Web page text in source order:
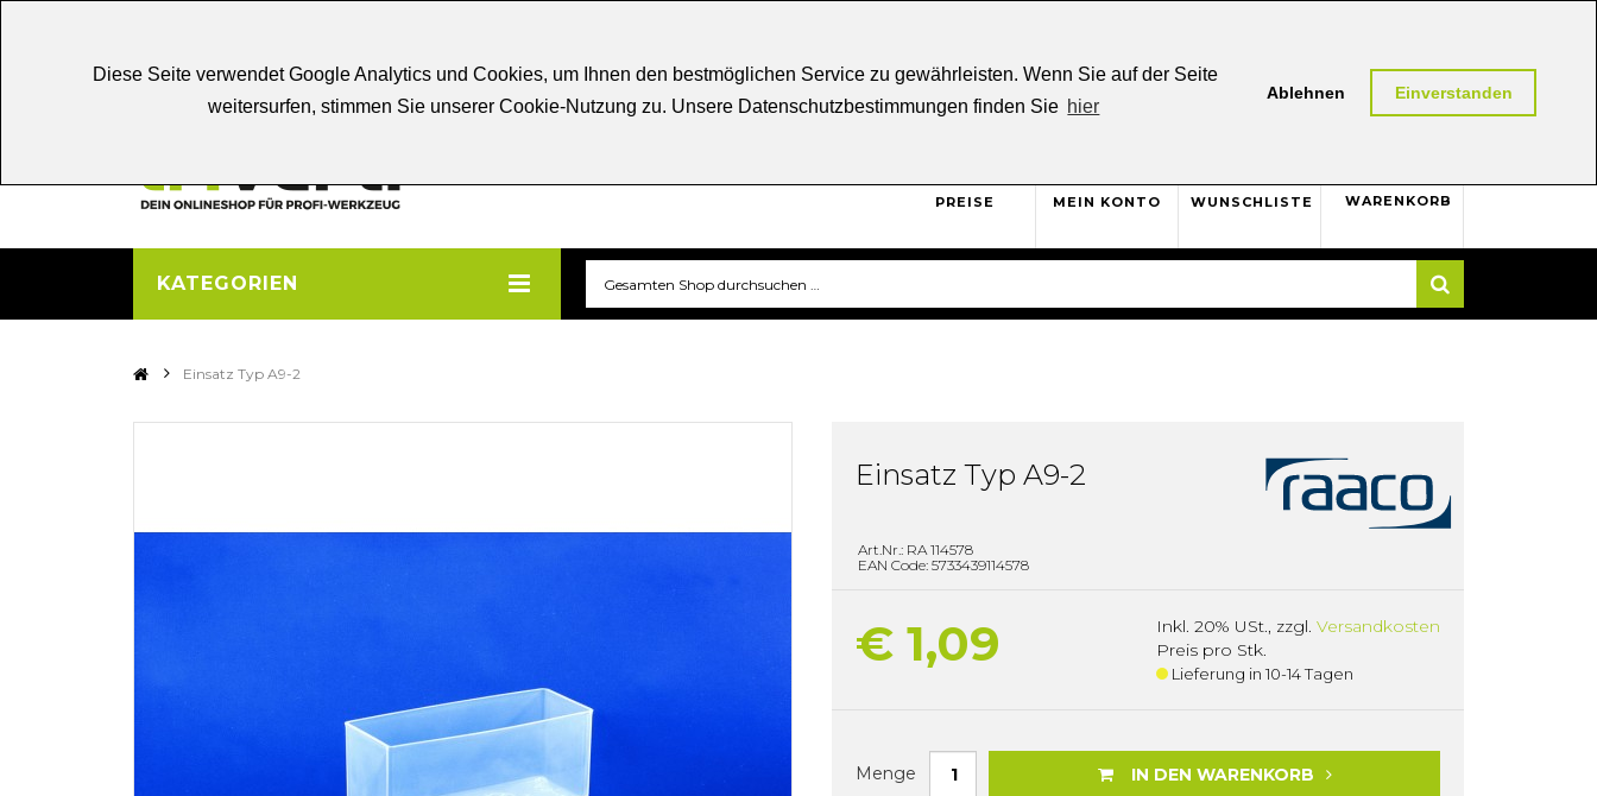
Diese Seite verwendet Google Analytics und Cookies, um Ihnen den bestmöglichen Service zu gewährleisten. Wenn Sie auf der Seite
weitersurfen, stimmen Sie unserer Cookie-Nutzung zu. Unsere Datenschutzbestimmungen finden Sie hier
Ablehnen Einverstanden
Rückgaberecht
PREISE MEIN KONTO WUNSCHLISTE WARENKORB
0
KATEGORIEN
> Einsatz Typ A9-2
Einsatz Typ A9-2
Art.Nr.: RA 114578
EAN Code: 5733439114578
€ 1,09 Inkl. 20% USt., zzgl. Versandkosten
Preis pro Stk.
Lieferung in 10-14 Tagen
Menge
IN DEN WARENKORB